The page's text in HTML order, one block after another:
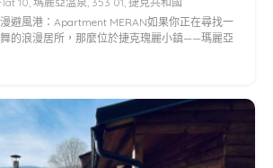
避風港：Apartment MERAN如果你正在尋找一
的浪漫居所，那麼位於捷克瑰麗小鎮——瑪麗亞